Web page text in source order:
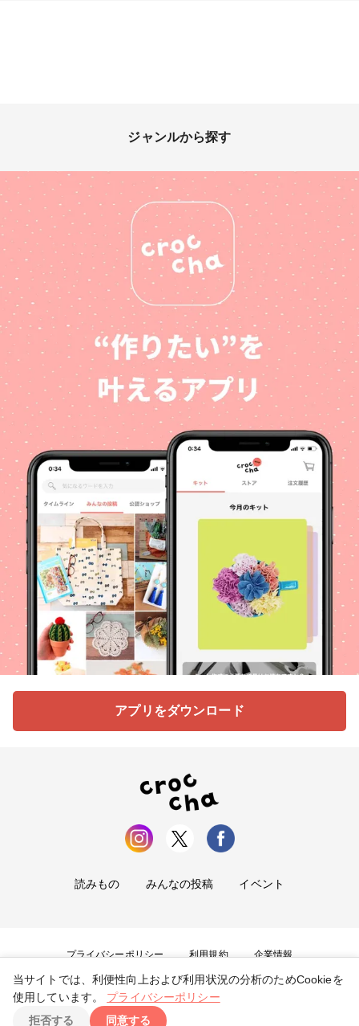
ジャンルから探す
アプリをダウンロード
読みもの みんなの投稿 イベント
プライバシーポリシー 利用規約 企業情報
お問い合わせ
Copyright ©2026tryangle Co., Ltd. All Rights Reserved.
当サイトでは、利便性向上および利用状況の分析のためCookieを
使用しています。
プライバシーポリシー
拒否する
同意する